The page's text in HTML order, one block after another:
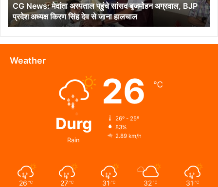
BJP
प्रदेश
अध्यक्ष
किरण
सिंह
देव
CG News: मेदांता अस्पताल पहुंचे सांसद बृजमोहन अग्रवाल, BJP
प्रदेश अध्यक्ष किरण सिंह देव से जाना हालचाल
Weather
Durg
Rain
26 ℃
26º - 25º
83%
2.89 km/h
26 ℃ 27 ℃ 31 ℃ 32 ℃ 31 ℃